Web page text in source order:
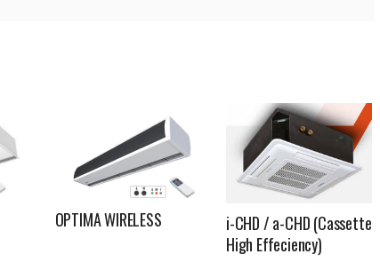
OPTIMA WIRELESS
i-CHD / a-CHD (Cassette
High Effeciency)